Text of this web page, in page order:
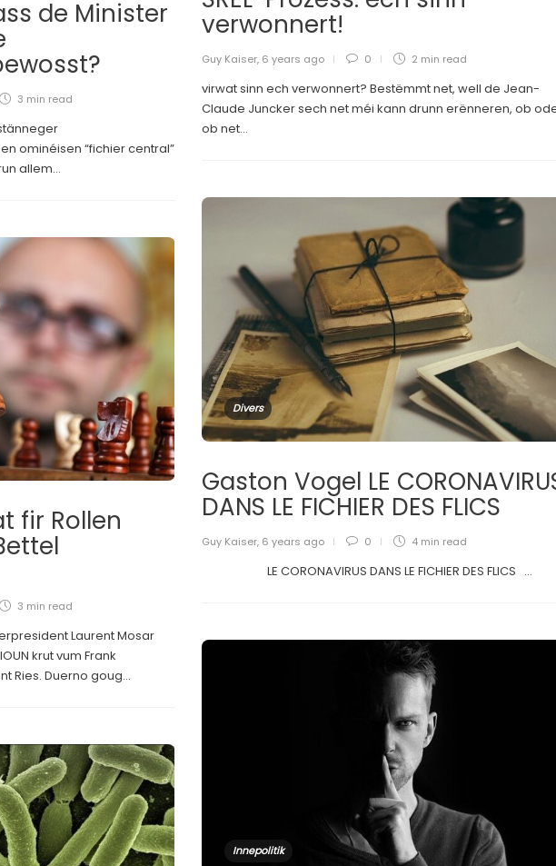
verwonnert!
Guy Kaiser, 6 years ago 0 2 min read
virwat sinn ech verwonnert? Bestëmmt net, well de Jean-
Claude Juncker sech net méi kann drunn erënneren, ob
ob net...
de Minister
3 min read
ominéisen “fichier central”
allem...
Divers
Gaston Vogel LE
DANS LE FICHIER DES FLICS
Guy Kaiser, 6 years ago 0 4 min read
LE CORONAVIRUS DANS LE FICHIER DES FLICS ...
fir Rollen
3 min read
Laurent Mosar
krut vum Frank
Ries. Duerno goug...
Innepolitik